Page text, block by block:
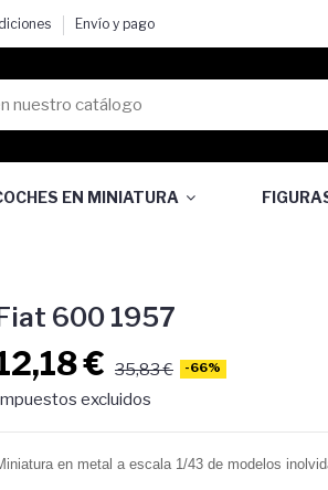
Envío y pago
EN MINIATURA
600 1957
€ 35,83 € -66%
excluidos
en metal a escala 1/43 de modelos